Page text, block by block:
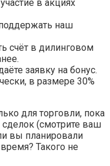
в акциях
наш
счёт в дилинговом
заявку на бонус.
в размере 30%
для торговли, пока
(смотрите ваш
вы планировали
Такого не